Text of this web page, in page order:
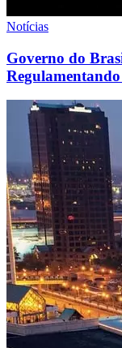
Notícias
Governo do